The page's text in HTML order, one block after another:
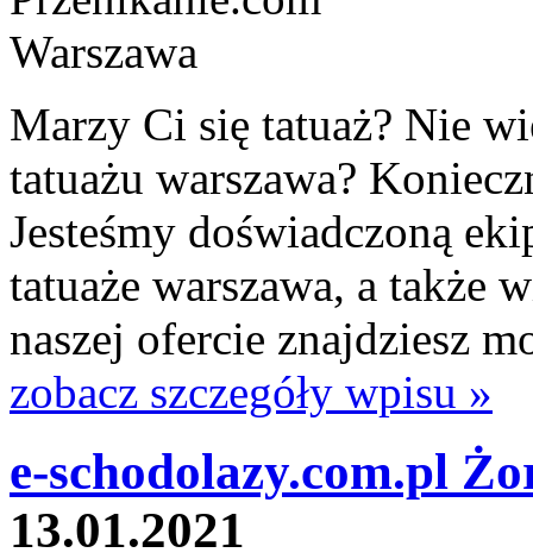
Marzy Ci się tatuaż? Nie
tatuażu warszawa?
Jesteśmy doświadczoną
tatuaże warszawa, a także
naszej ofercie znajdziesz
zobacz szczegóły wpisu »
e-schodolazy.com.pl
13.01.2021